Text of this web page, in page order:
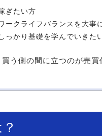
ぎたい方
ークライフバランスを大事
しっかり基礎を学んでいきた
う側の間に立つのが売買